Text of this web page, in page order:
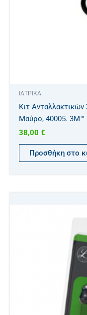
ΙΑΤΡΙΚΑ
Κιτ
Μαύρο, 40005.
38,00 €
Προσθήκη στο